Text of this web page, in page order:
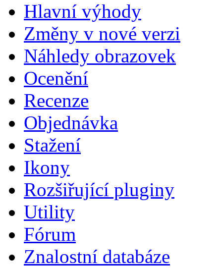
Hlavní výhody
Změny v nové verzi
Náhledy obrazovek
Ocenění
Recenze
Objednávka
Stažení
Ikony
Rozšiřující pluginy
Utility
Fórum
Znalostní databáze